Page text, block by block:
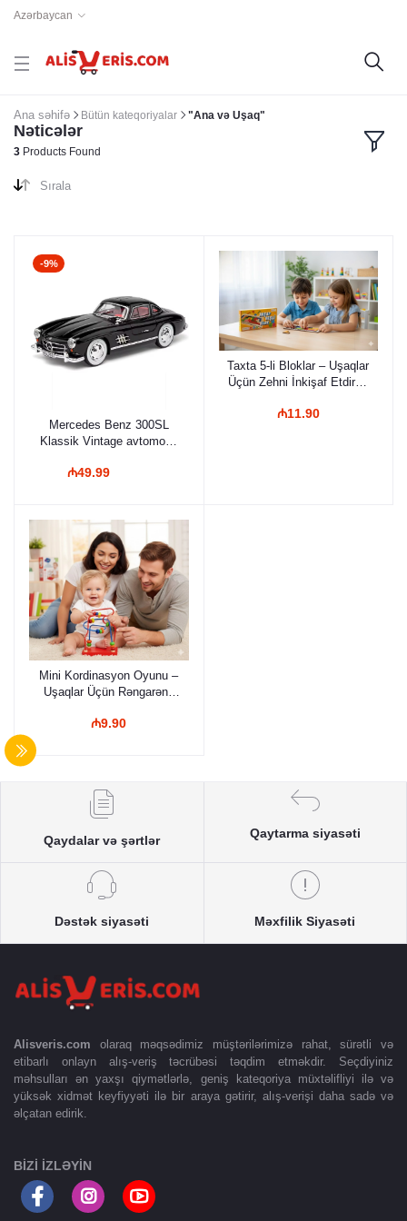
Azərbaycan
Ana səhifə Bütün kateqoriyalar "Ana və Uşaq"
Nəticələr
3 Products Found
Sırala
-9%
Mercedes Benz 300SL
Klassik Vintage avtomobil
Hədiyyə Kolleksiyası
₼49.99
Taxta 5-li Bloklar – Uşaqlar
Üçün Zehni İnkişaf Etdirən
Məntiq Oyunu
₼11.90
Mini Kordinasyon Oyunu –
Uşaqlar Üçün Rəngarəng
Bacarıqlarını İnkişaf
₼9.90
Qaydalar və şərtlər
Qaytarma siyasəti
Dəstək siyasəti Məxfilik Siyasəti
Alisveris.com olaraq məqsədimiz müştərilərimizə rahat, sürətli və
etibarlı onlayn alış-veriş təcrübəsi təqdim etməkdir. Seçdiyiniz
məhsulları ən yaxşı qiymətlərlə, geniş kateqoriya müxtəlifliyi ilə və
yüksək xidmət keyfiyyəti ilə bir araya gətirir, alış-verişi daha sadə və
əlçatan edirik.
BIZI IZLƏYIN